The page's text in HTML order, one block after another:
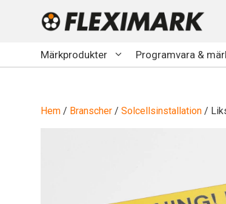
Märkprodukter Programvara &
Hem / Branscher / Solcellsinstallation /